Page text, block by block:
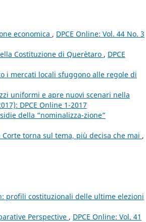
economica , DPCE Online: Vol. 44 No. 3
Costituzione di Querètaro , DPCE
i mercati locali sfuggono alle regole di
uniformi e apre nuovi scenari nella
DPCE Online 1-2017
della “nominalizza-zione”
torna sul tema, più decisa che mai ,
profili costituzionali delle ultime elezioni
Perspective , DPCE Online: Vol. 41